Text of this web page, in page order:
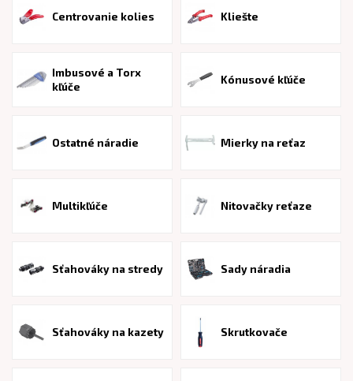
Centrovanie kolies Kliešte
Imbusové a Torx
kľúče
Kónusové kľúče
Ostatné náradie Mierky na reťaz
Multikľúče Nitovačky reťaze
Sťahováky na stredy Sady náradia
Sťahováky na kazety Skrutkovače